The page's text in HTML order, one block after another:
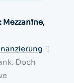
Mezzanine,
Doch